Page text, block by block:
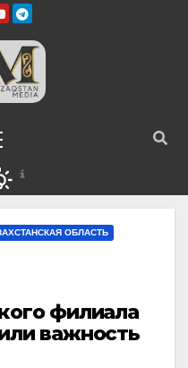
ОБЛАСТЬ
филиала
важность